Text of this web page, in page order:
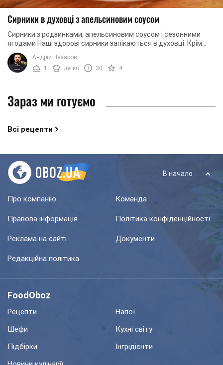
Cирники в духовці з апельсиновим соусом
Сирники з родзинками, апельсиновим соусом і сезонними
ягодами Наші здорові сирники запікаються в духовці. Крім
того, білий рафінований цукор ми ...
Андрій Назаров
1
легко 30 4
Зараз ми готуємо
Всі рецепти
В начало
Про компанію Команда
Правова інформація Політика конфіденційності
Реклама на сайті Документи
Редакційна політика
FoodOboz
Рецепти
Напої
Шефи
Кухні світу
Підбірки
Інгрідієнти